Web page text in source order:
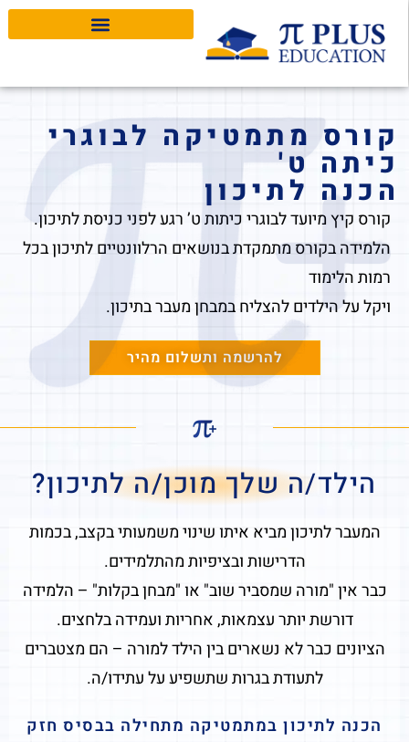
קורס מתמטיקה לבוגרי
כיתה ט'
הכנה לתיכון
קורס קיץ מיועד לבוגרי כיתות ט’ רגע לפני כניסת לתיכון.
הלמידה בקורס מתמקדת בנושאים הרלוונטיים לתיכון בכל
רמות הלימוד
ויקל על הילדים להצליח במבחן מעבר בתיכון.
להרשמה ותשלום מהיר
הילד/ה שלך מוכן/ה לתיכון?
המעבר לתיכון מביא איתו שינוי משמעותי בקצב, בכמות
הדרישות ובציפיות מהתלמידים.
כבר אין "מורה שמסביר שוב" או "מבחן בקלות" – הלמידה
דורשת יותר עצמאות, אחריות ועמידה בלחצים.
הציונים כבר לא נשארים בין הילד למורה – הם מצטברים
לתעודת בגרות שתשפיע על עתידו/ה.
הכנה לתיכון במתמטיקה מתחילה בבסיס חזק